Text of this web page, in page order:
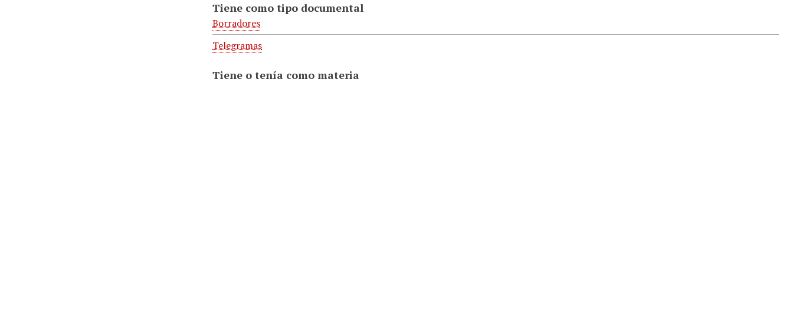
Tiene como tipo documental
Borradores
Telegramas
Tiene o tenía como materia